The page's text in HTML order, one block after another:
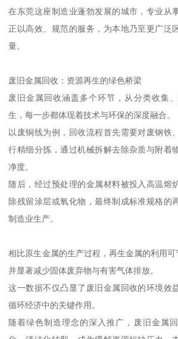
在东莞这座制造业蓬勃发展的城市，专业从
正以高效、规范的服务，为本地乃至更广泛
量。
废旧金属回收：资源再生的绿色桥梁
废旧金属回收涵盖多个环节，从分类收集
生，每一步都体现着技术与环保的深度融合。
以废铜线为例，回收流程首先需要对废钢铁
行精细分拣，通过机械拆解去除杂质与附着
净度。
随后，经过预处理的金属材料被投入高温熔
除残留涂层或氧化物，最终制成标准规格的
制造业生产。
相比原生金属的生产过程，再生金属的利用可
并显著减少固体废弃物与有害气体排放。
这一数据不仅凸显了废旧金属回收的环境效
循环经济中的关键作用。
随着绿色制造理念的深入推广，废旧金属